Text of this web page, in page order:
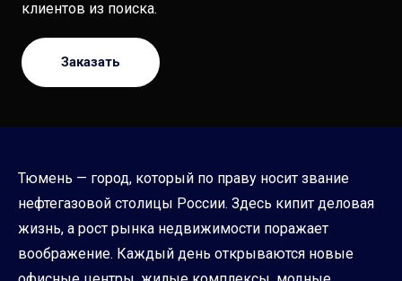
клиентов из поиска.
Заказать
Тюмень — город, который по праву носит звание
нефтегазовой столицы России. Здесь кипит деловая
жизнь, а рост рынка недвижимости поражает
воображение. Каждый день открываются новые